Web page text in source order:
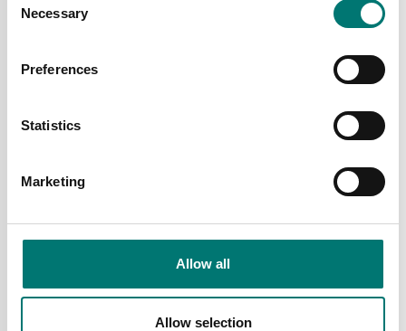
Selection
Necessary
Preferences
Statistics
Marketing
Allow all
Allow selectionBarnvågar